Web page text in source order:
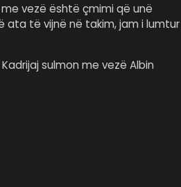
vezë është çmimi që unë
ata të vijnë në takim, jam i lumtur
sulmon me vezë Albin